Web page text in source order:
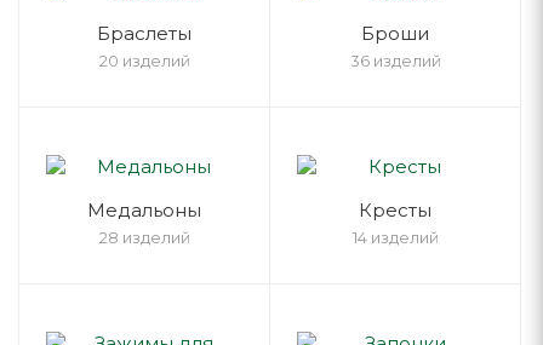
Браслеты
20 изделий
Броши
36 изделий
Медальоны
28 изделий
Кресты
14 изделий